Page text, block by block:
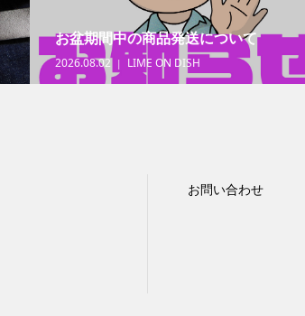
お盆期間中の商品発送について
2026.08.02 LIME ON DISH
お問い合わせ